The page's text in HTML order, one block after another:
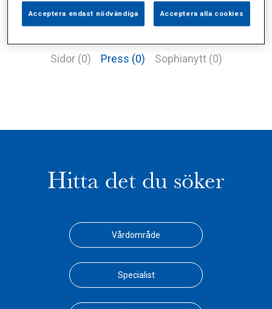
Sidor (0) Press (0) Sophianytt (0)
Hitta det du söker
Vårdområde
Specialist
Acceptera endast nödvändiga Acceptera alla cookies